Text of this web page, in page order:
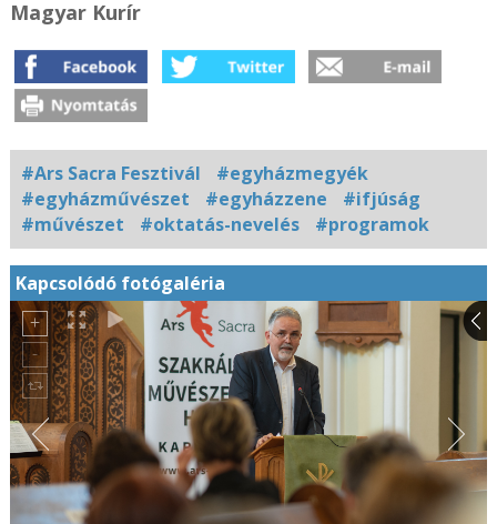
Magyar Kurír
#Ars Sacra Fesztivál
#egyházmegyék
#egyházművészet
#egyházzene
#ifjúság
#művészet
#oktatás-nevelés #programok
Kapcsolódó fotógaléria